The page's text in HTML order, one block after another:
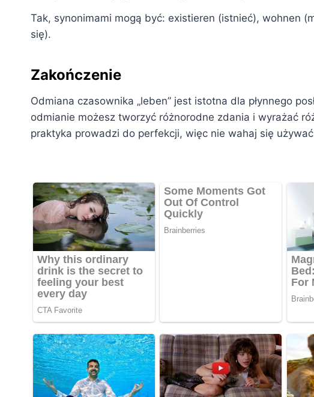
Tak, synonimami mogą być: existieren (istnieć), wohnen
się).
Zakończenie
Odmiana czasownika „leben” jest istotna dla płynnego
odmianie możesz tworzyć różnorodne zdania i wyrażać
praktyka prowadzi do perfekcji, więc nie wahaj się